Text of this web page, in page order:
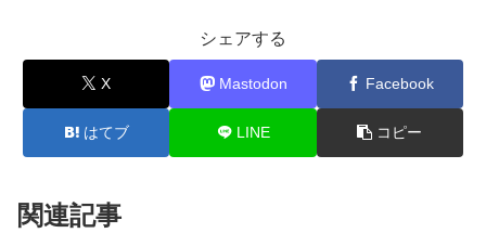
シェアする
X Mastodon Facebook
はてブ LINE コピー
関連記事